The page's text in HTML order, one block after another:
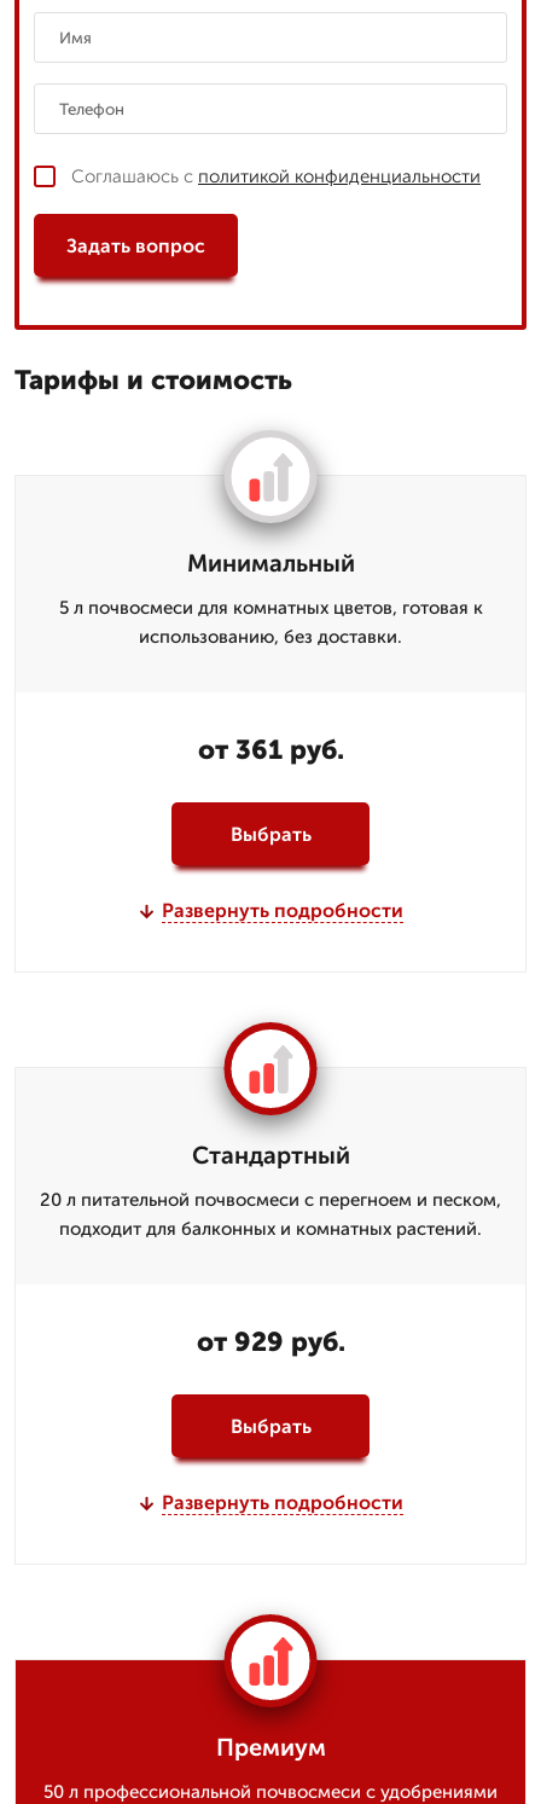
Соглашаюсь с политикой конфиденциальности
Задать вопрос
Тарифы и стоимость
Минимальный
5 л почвосмеси для комнатных цветов, готовая к
использованию, без доставки.
от 361 руб.
Выбрать
Развернуть подробности
Стандартный
20 л питательной почвосмеси с перегноем и песком,
подходит для балконных и комнатных растений.
от 929 руб.
Выбрать
Развернуть подробности
Премиум
50 л профессиональной почвосмеси с удобрениями